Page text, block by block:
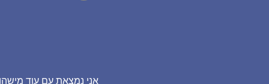
אני נמצאת עם עוד